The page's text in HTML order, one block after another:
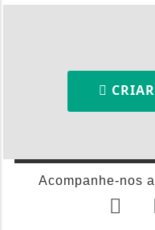
Acompanhe-nos